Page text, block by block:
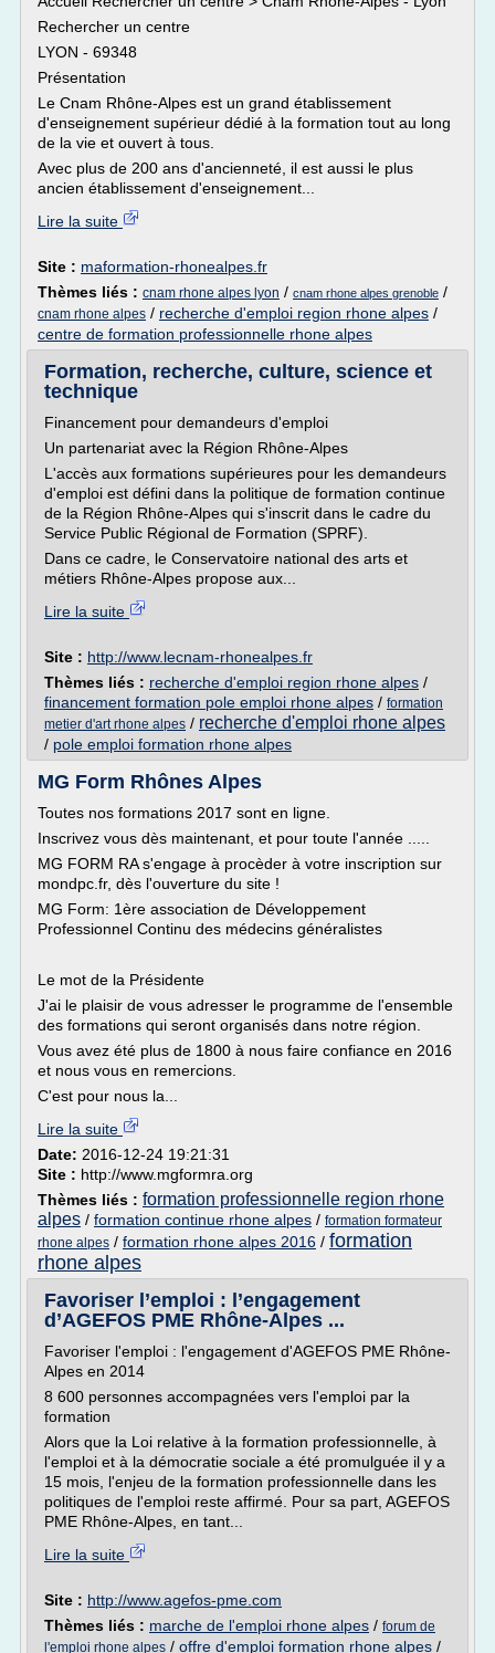
Rechercher un centre
LYON - 69348
Présentation
Le Cnam Rhône-Alpes est un grand établissement
d'enseignement supérieur dédié à la formation tout au long
de la vie et ouvert à tous.
Avec plus de 200 ans d'ancienneté, il est aussi le plus
ancien établissement d'enseignement...
Lire la suite
Site : maformation-rhonealpes.fr
Thèmes liés : cnam rhone alpes lyon / cnam rhone alpes grenoble /
cnam rhone alpes / recherche d'emploi region rhone alpes /
centre de formation professionnelle rhone alpes
Formation, recherche, culture, science et
technique
Financement pour demandeurs d'emploi
Un partenariat avec la Région Rhône-Alpes
L'accès aux formations supérieures pour les demandeurs
d'emploi est défini dans la politique de formation continue
de la Région Rhône-Alpes qui s'inscrit dans le cadre du
Service Public Régional de Formation (SPRF).
Dans ce cadre, le Conservatoire national des arts et
métiers Rhône-Alpes propose aux...
Lire la suite
Site : http://www.lecnam-rhonealpes.fr
Thèmes liés : recherche d'emploi region rhone alpes /
financement formation pole emploi rhone alpes / formation
metier d'art rhone alpes / recherche d'emploi rhone alpes
/ pole emploi formation rhone alpes
MG Form Rhônes Alpes
Toutes nos formations 2017 sont en ligne.
Inscrivez vous dès maintenant, et pour toute l'année .....
MG FORM RA s'engage à procèder à votre inscription sur
mondpc.fr, dès l'ouverture du site !
MG Form: 1ère association de Développement
Professionnel Continu des médecins généralistes
Le mot de la Présidente
J'ai le plaisir de vous adresser le programme de l'ensemble
des formations qui seront organisés dans notre région.
Vous avez été plus de 1800 à nous faire confiance en 2016
et nous vous en remercions.
C'est pour nous la...
Lire la suite
Date: 2016-12-24 19:21:31
Site : http://www.mgformra.org
Thèmes liés : formation professionnelle region rhone
alpes / formation continue rhone alpes / formation formateur
rhone alpes / formation rhone alpes 2016 / formation
rhone alpes
Favoriser l’emploi : l’engagement
d’AGEFOS PME Rhône-Alpes ...
Favoriser l'emploi : l'engagement d'AGEFOS PME Rhône-
Alpes en 2014
8 600 personnes accompagnées vers l'emploi par la
formation
Alors que la Loi relative à la formation professionnelle, à
l'emploi et à la démocratie sociale a été promulguée il y a
15 mois, l'enjeu de la formation professionnelle dans les
politiques de l'emploi reste affirmé. Pour sa part, AGEFOS
PME Rhône-Alpes, en tant...
Lire la suite
Site : http://www.agefos-pme.com
Thèmes liés : marche de l'emploi rhone alpes / forum de
l'emploi rhone alpes / offre d'emploi formation rhone alpes /